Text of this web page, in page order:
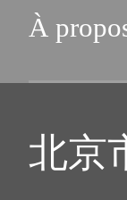
À
北京